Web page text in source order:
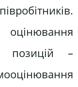
позицій –